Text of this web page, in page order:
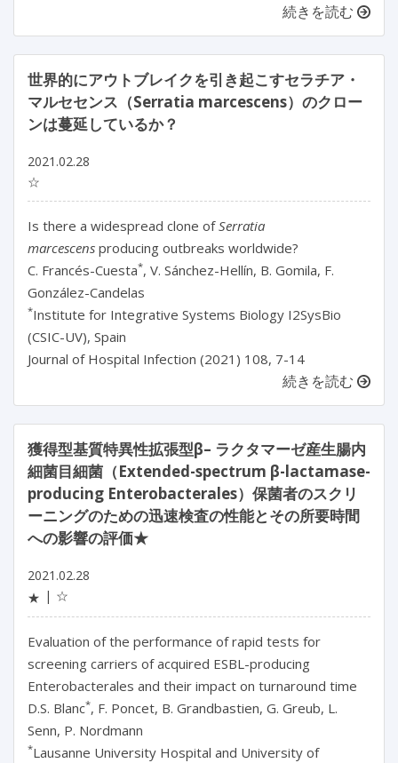
続きを読む
世界的にアウトブレイクを引き起こすセラチア・
マルセセンス（Serratia marcescens）のクロー
ンは蔓延しているか？
2021.02.28
☆
Is there a widespread clone ofSerratia
marcescens producing outbreaks worldwide?
C. Francés-Cuesta*, V. Sánchez-Hellín, B. Gomila, F.
González-Candelas
*Institute for Integrative Systems Biology I2SysBio
(CSIC-UV), Spain
Journal of Hospital Infection (2021) 108, 7-14
続きを読む
獲得型基質特異性拡張型β– ラクタマーゼ産生腸内
細菌目細菌（Extended-spectrum β-lactamase-
producing Enterobacterales）保菌者のスクリ
ーニングのための迅速検査の性能とその所要時間
への影響の評価★
2021.02.28
★
☆
Evaluation of the performance of rapid tests for
screening carriers of acquired ESBL-producing
Enterobacterales and their impact on turnaround time
D.S. Blanc*, F. Poncet, B. Grandbastien, G. Greub, L.
Senn, P. Nordmann
*Lausanne University Hospital and University of